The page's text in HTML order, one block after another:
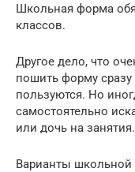
Школьная форма
классов.
Другое дело, что
пошить форму
пользуются. Но
самостоятельно
или дочь на занятия.
Варианты